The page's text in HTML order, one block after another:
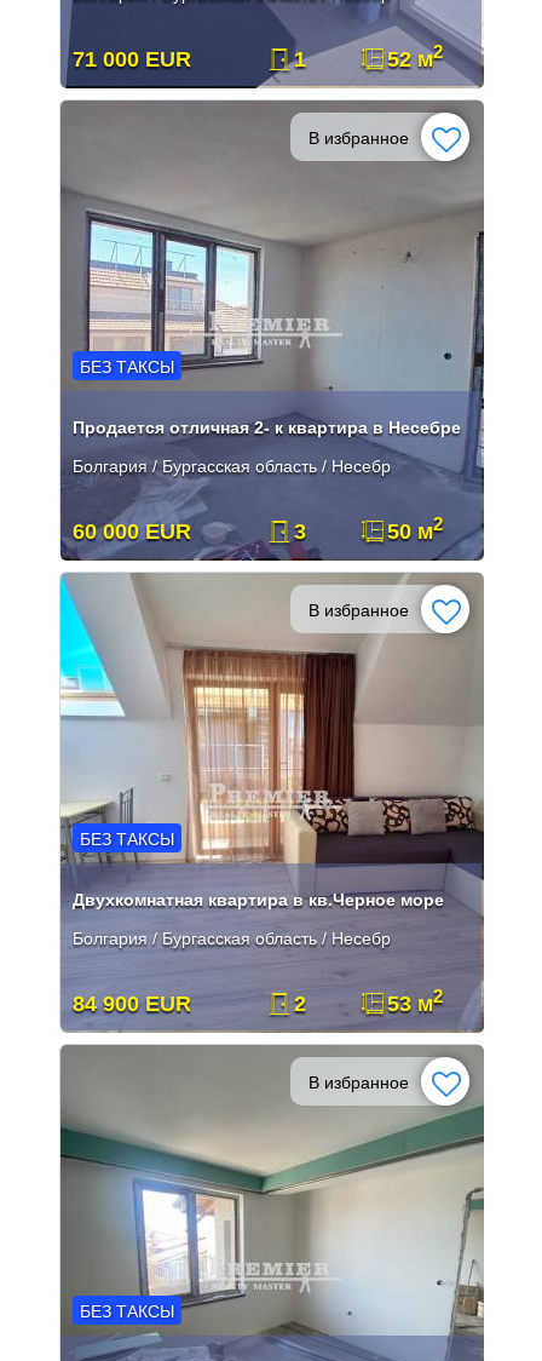
71 000 EUR 1 52 м2
В избранное
БЕЗ ТАКСЫ
Продается отличная 2- к квартира в Несебре
Болгария / Бургасская область / Несебр
60 000 EUR 3 50 м2
В избранное
БЕЗ ТАКСЫ
Двухкомнатная квартира в кв.Черное море
Болгария / Бургасская область / Несебр
84 900 EUR 2 53 м2
В избранное
БЕЗ ТАКСЫ